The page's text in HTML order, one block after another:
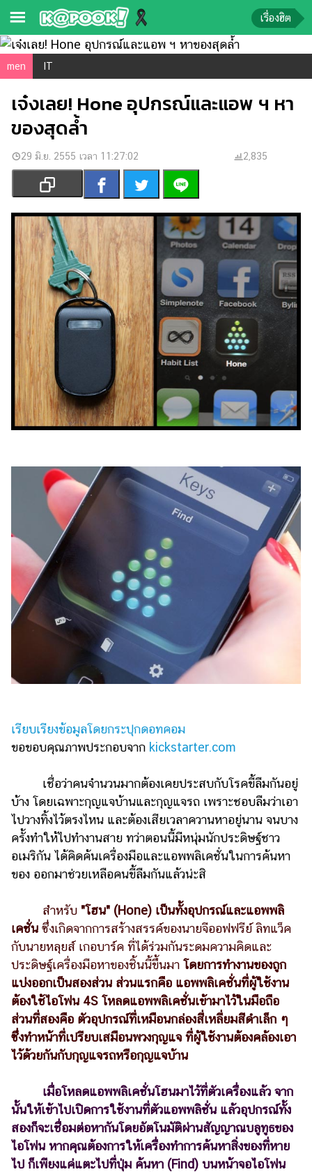
ข่าว-
ความ
รู้
ข่าว
ข่าว
บันเทิง
ตรวจ
หวย
ผล
บอล
สด
การ
เงิน
การ
ศึกษา
บันเทิง
รูปภาพ
หนัง
Music
Station
บันเทิง
เกาหลี
ไลฟ์
ไตล์
ผู้ชาย
สุขภาพ
ท่อง
เที่ยว
สูตร
อาหาร
ง่ายๆ
ช้อป
ปิ้ง
รถยนต์
บ้าน
และ
การ
ตกแต่ง
มือ
ราคา
ทอง
ราคา
น้ำมัน
เรื่องฮิต
men IT
เจ๋งเลย! Hone อุปกรณ์และแอพ ฯ หา
ของสุดล้ำ
29 มิ.ย. 2555 เวลา 11:27:02 2,835
เรียบเรียงข้อมูลโดยกระปุกดอทคอม
ขอขอบคุณภาพประกอบจาก kickstarter.com
เชื่อว่าคนจำนวนมากต้องเคยประสบกับโรคขี้ลืมกันอยู่
บ้าง โดยเฉพาะกุญแจบ้านและกุญแจรถ เพราะชอบลืมว่าเอา
ไปวางทิ้งไว้ตรงไหน และต้องเสียเวลาควานหาอยู่นาน จนบาง
ครั้งทำให้ไปทำงานสาย ทว่าตอนนี้มีหนุ่มนักประดิษฐ์ชาว
อเมริกัน ได้คิดค้นเครื่องมือและแอพพลิเคชั่นในการค้นหา
ของ ออกมาช่วยเหลือคนขี้ลืมกันแล้วน่ะสิ
สำหรับ "โฮน" (Hone) เป็นทั้งอุปกรณ์และแอพพลิ
เคชั่น ซึ่งเกิดจากการสร้างสรรค์ของนายจีออฟฟรีย์ ลิทแว็ค
กับนายหลุยส์ เกอบาร์ค ที่ได้ร่วมกันระดมความคิดและ
ประดิษฐ์เครื่องมือหาของชิ้นนี้ขึ้นมา โดยการทำงานของถูก
แบ่งออกเป็นสองส่วน ส่วนแรกคือ แอพพลิเคชั่นที่ผู้ใช้งาน
ต้องใช้ไอโฟน 4S โหลดแอพพลิเคชั่นเข้ามาไว้ในมือถือ
ส่วนที่สองคือ ตัวอุปกรณ์ที่เหมือนกล่องสี่เหลี่ยมสีดำเล็ก ๆ
ซึ่งทำหน้าที่เปรียบเสมือนพวงกุญแจ ที่ผู้ใช้งานต้องคล้องเอา
ไว้ด้วยกันกับกุญแจรถหรือกุญแจบ้าน
เมื่อโหลดแอพพลิเคชั่นโฮนมาไว้ที่ตัวเครื่องแล้ว จาก
นั้นให้เข้าไปเปิดการใช้งานที่ตัวแอพพลิชั่น แล้วอุปกรณ์ทั้ง
สองก็จะเชื่อมต่อหากันโดยอัตโนมัติผ่านสัญญาณบลูทูธของ
ไอโฟน หากคุณต้องการให้เครื่องทำการค้นหาสิ่งของที่หาย
ไป ก็เพียงแค่แตะไปที่ปุ่ม ค้นหา (Find) บนหน้าจอไอโฟน